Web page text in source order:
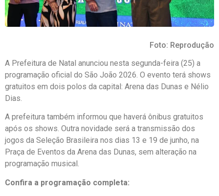
Foto: Reprodução
A Prefeitura de Natal anunciou nesta segunda-feira (25) a
programação oficial do São João 2026. O evento terá shows
gratuitos em dois polos da capital: Arena das Dunas e Nélio
Dias.
A prefeitura também informou que haverá ônibus gratuitos
após os shows. Outra novidade será a transmissão dos
jogos da Seleção Brasileira nos dias 13 e 19 de junho, na
Praça de Eventos da Arena das Dunas, sem alteração na
programação musical.
Confira a programação completa: